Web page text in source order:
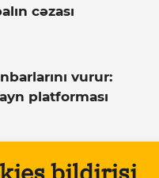
bildirişi
cəzası
vurur:
platforması